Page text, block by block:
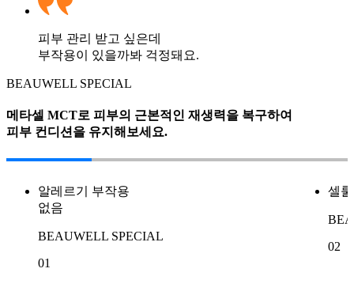
피부 관리 받고 싶은데
부작용이 있을까봐 걱정돼요.
BEAUWELL SPECIAL
메타셀 MCT로 피부의 근본적인 재생력을 복구하여
피부 컨디션을 유지해보세요.
알레르기 부작용
없음
BEAUWELL SPECIAL
01
셀
02